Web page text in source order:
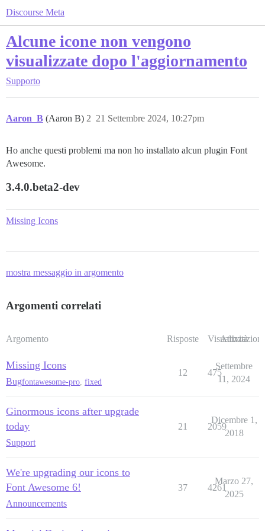
Discourse Meta
Alcune icone non vengono
visualizzate dopo l'aggiornamento
Supporto
Aaron_B (Aaron B) 21 Settembre 2024, 10:27pm
2
Ho anche questi problemi ma non ho installato alcun plugin Font
Awesome.
3.4.0.beta2-dev
Missing Icons
mostra messaggio in argomento
Argomenti correlati
Argomento Risposte Visualizzazioni
Attività
Missing Icons
Bugfontawesome-pro fixed
12 475
Settembre
11, 2024
Ginormous icons after upgrade
today
Support
21 2059
Dicembre 1,
2018
We're upgrading our icons to
Font Awesome 6!
Announcements
37 4261
Marzo 27,
2025